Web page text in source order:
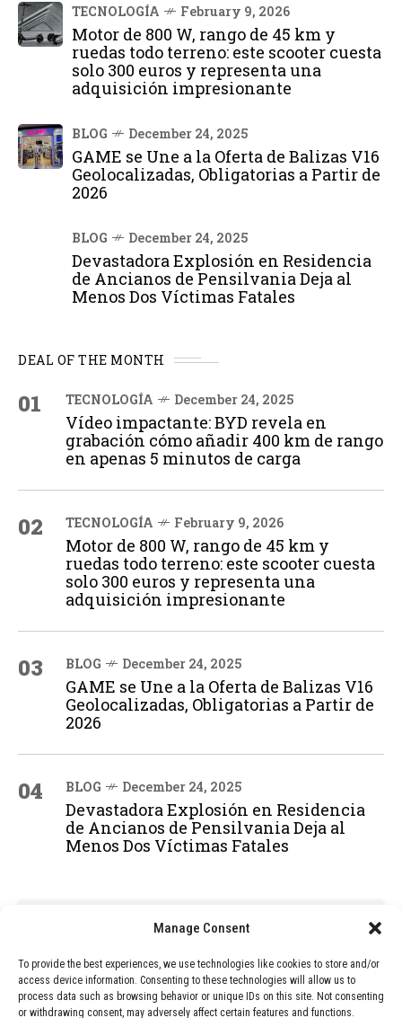
Manage Consent
To provide the best experiences, we use technologies like cookies to store and/or
access device information. Consenting to these technologies will allow us to
process data such as browsing behavior or unique IDs on this site. Not consenting
or withdrawing consent, may adversely affect certain features and functions.
TECNOLOGÍA February 9, 2026
Motor de 800 W, rango de 45 km y
ruedas todo terreno: este scooter cuesta
solo 300 euros y representa una
adquisición impresionante
BLOG December 24, 2025
GAME se Une a la Oferta de Balizas V16
Geolocalizadas, Obligatorias a Partir de
2026
BLOG December 24, 2025
Devastadora Explosión en Residencia
de Ancianos de Pensilvania Deja al
Menos Dos Víctimas Fatales
DEAL OF THE MONTH
01 TECNOLOGÍA December 24, 2025
Vídeo impactante: BYD revela en
grabación cómo añadir 400 km de rango
en apenas 5 minutos de carga
02 TECNOLOGÍA February 9, 2026
Motor de 800 W, rango de 45 km y
ruedas todo terreno: este scooter cuesta
solo 300 euros y representa una
adquisición impresionante
03 BLOG December 24, 2025
GAME se Une a la Oferta de Balizas V16
Geolocalizadas, Obligatorias a Partir de
2026
04 BLOG December 24, 2025
Devastadora Explosión en Residencia
de Ancianos de Pensilvania Deja al
Menos Dos Víctimas Fatales